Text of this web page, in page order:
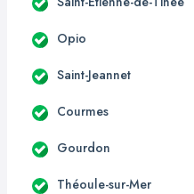
Opio
Saint-Jeannet
Courmes
Gourdon
Théoule-sur-Mer